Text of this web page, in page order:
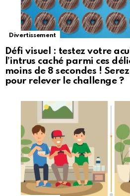
Divertissement
Défi visuel : testez votre
l’intrus caché parmi ces
moins de 8 secondes !
pour relever le challenge ?